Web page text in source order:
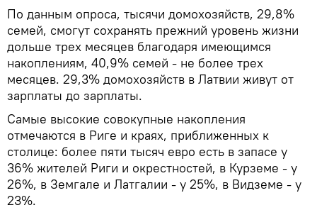
По данным опроса, тысячи домохозяйств, 29,8%
семей, смогут сохранять прежний уровень жизни
дольше трех месяцев благодаря имеющимся
накоплениям, 40,9% семей - не более трех
месяцев. 29,3% домохозяйств в Латвии живут от
зарплаты до зарплаты.
Самые высокие совокупные накопления
отмечаются в Риге и краях, приближенных к
столице: более пяти тысяч евро есть в запасе у
36% жителей Риги и окрестностей, в Курземе - у
26%, в Земгале и Латгалии - у 25%, в Видземе - у
23%.